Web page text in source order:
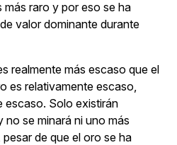
más raro y por eso se ha
valor dominante durante
realmente más escaso que el
es relativamente escaso,
escaso. Solo existirán
se minará ni uno más
de que el oro se ha